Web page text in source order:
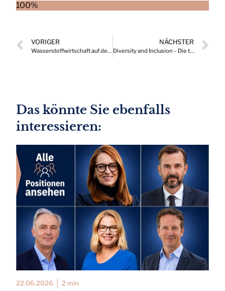
100%
VORIGER
Wasserstoffwirtschaft auf der Überholspur – bis 2025 hohe Wachstumsraten
NÄCHSTER
Diversity and Inclusion – Die treibende Kraft für erfolgreiches Wirtschaften
Das könnte Sie ebenfalls
interessieren:
22.06.2026 2 min